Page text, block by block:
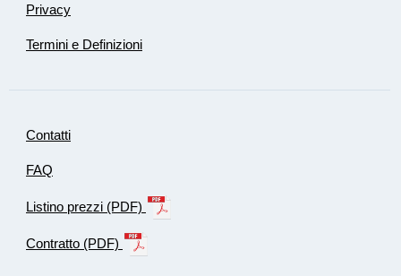
Privacy
Termini e Definizioni
Contatti
FAQ
Listino prezzi (PDF)
Contratto (PDF)